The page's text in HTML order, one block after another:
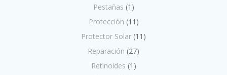
Pestañas (1)
Protección (11)
Protector Solar (11)
Reparación (27)
Retinoides (1)